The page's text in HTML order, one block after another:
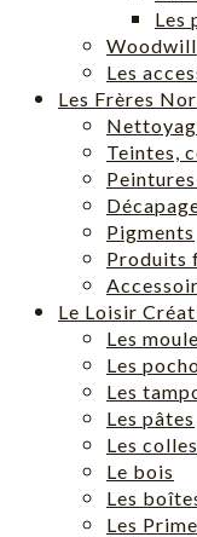
Les
Woodwill
Les
Les Frères
Teintes,
Pigments
Produits
Le Loisir
Les
Les
Les
Les pâtes
Les colles
Le bois
Les
Les